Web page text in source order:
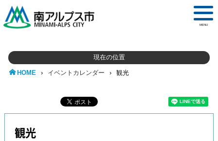
MENU
現在の位置
HOME › イベントカレンダー › 観光
観光